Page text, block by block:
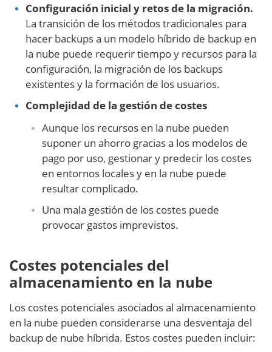
Configuración inicial y retos de la migración.
La transición de los métodos tradicionales para
hacer backups a un modelo híbrido de backup en
la nube puede requerir tiempo y recursos para la
configuración, la migración de los backups
existentes y la formación de los usuarios.
Complejidad de la gestión de costes
Aunque los recursos en la nube pueden
suponer un ahorro gracias a los modelos de
pago por uso, gestionar y predecir los costes
en entornos locales y en la nube puede
resultar complicado.
Una mala gestión de los costes puede
provocar gastos imprevistos.
Costes potenciales del
almacenamiento en la nube
Los costes potenciales asociados al almacenamiento
en la nube pueden considerarse una desventaja del
backup de nube híbrida. Estos costes pueden incluir: